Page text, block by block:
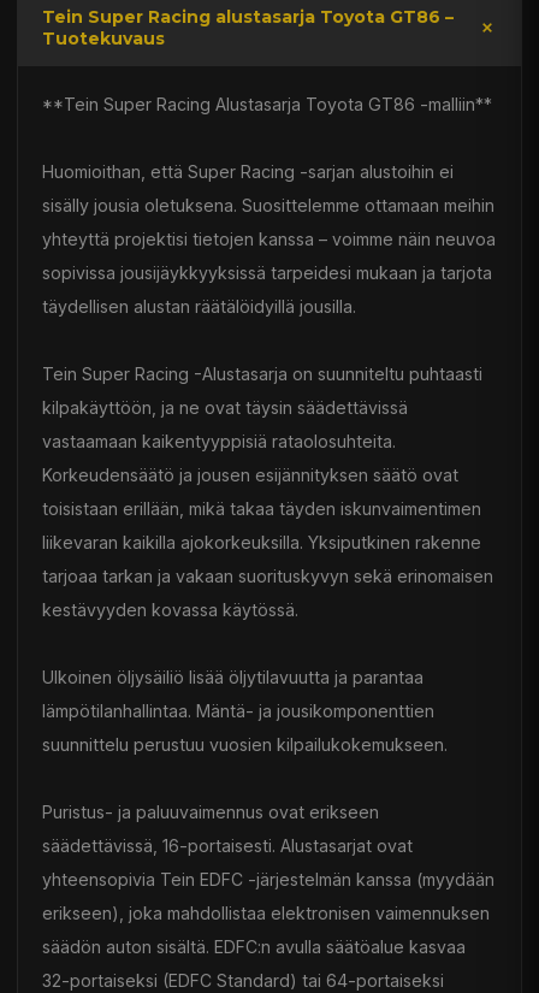
Tein Super Racing alustasarja Toyota GT86 –
Tuotekuvaus
**Tein Super Racing Alustasarja Toyota GT86 -malliin**
Huomioithan, että Super Racing -sarjan alustoihin ei
sisälly jousia oletuksena. Suosittelemme ottamaan meihin
yhteyttä projektisi tietojen kanssa – voimme näin neuvoa
sopivissa jousijäykkyyksissä tarpeidesi mukaan ja tarjota
täydellisen alustan räätälöidyillä jousilla.
Tein Super Racing -Alustasarja on suunniteltu puhtaasti
kilpakäyttöön, ja ne ovat täysin säädettävissä
vastaamaan kaikentyyppisiä rataolosuhteita.
Korkeudensäätö ja jousen esijännityksen säätö ovat
toisistaan erillään, mikä takaa täyden iskunvaimentimen
liikevaran kaikilla ajokorkeuksilla. Yksiputkinen rakenne
tarjoaa tarkan ja vakaan suorituskyvyn sekä erinomaisen
kestävyyden kovassa käytössä.
Ulkoinen öljysäiliö lisää öljytilavuutta ja parantaa
lämpötilanhallintaa. Mäntä- ja jousikomponenttien
suunnittelu perustuu vuosien kilpailukokemukseen.
Puristus- ja paluuvaimennus ovat erikseen
säädettävissä, 16-portaisesti. Alustasarjat ovat
yhteensopivia Tein EDFC -järjestelmän kanssa (myydään
erikseen), joka mahdollistaa elektronisen vaimennuksen
säädön auton sisältä. EDFC:n avulla säätöalue kasvaa
32-portaiseksi (EDFC Standard) tai 64-portaiseksi